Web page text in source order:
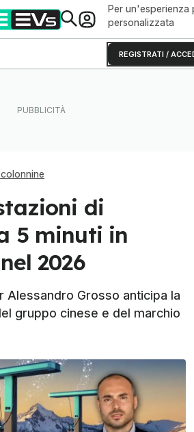
Per un'esperienza
personalizzata
REGISTRATI /
di
5 minuti in
2026
Alessandro Grosso anticipa la
gruppo cinese e del marchio